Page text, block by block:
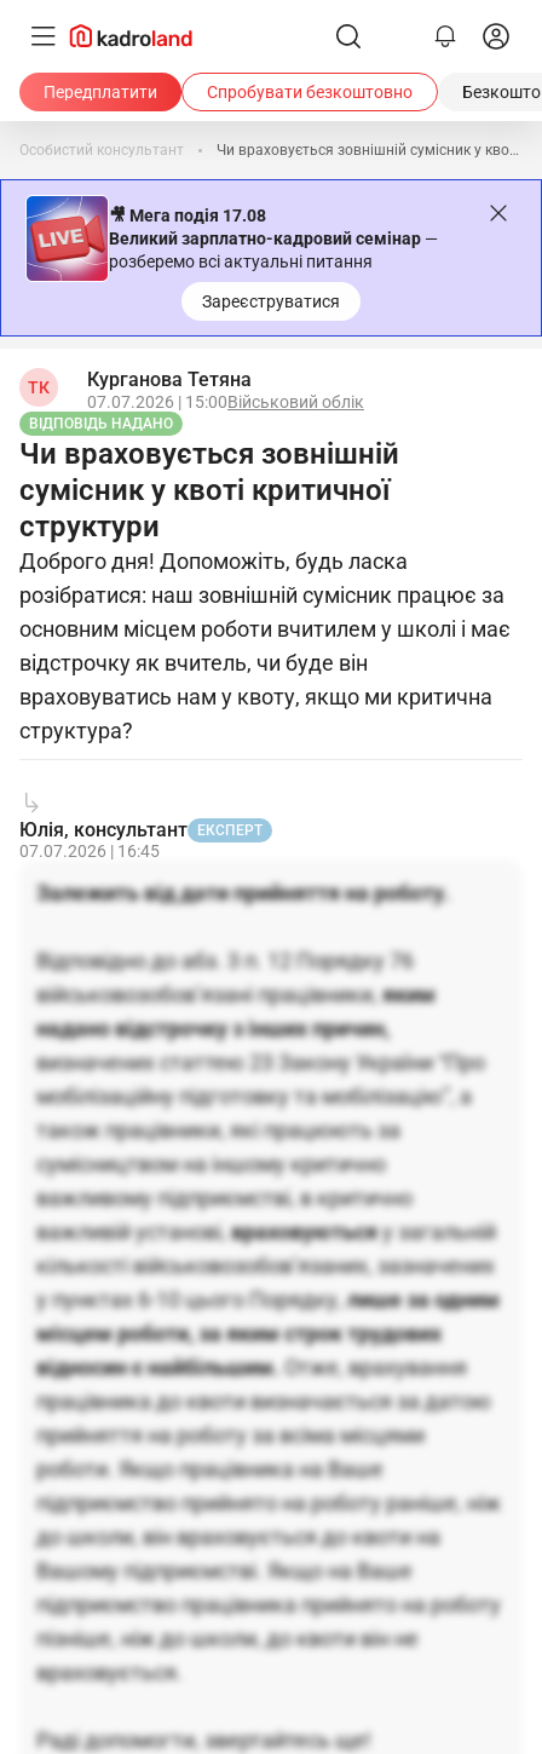
Передплатити Спробувати безкоштовно
Особистий консультант Чи враховується зовнішній сумісник у квоті критичної структури
🎥 Мега подія 17.08
Великий зарплатно-кадровий семінар —
розберемо всі актуальні питання
Зареєструватися
ТК Курганова Тетяна
07.07.2026 | 15:00Військовий облік
ВІДПОВІДЬ НАДАНО
Чи враховується зовнішній
сумісник у квоті критичної
структури
Доброго дня! Допоможіть, будь ласка
розібратися: наш зовнішній сумісник працює за
основним місцем роботи вчитилем у школі і має
відстрочку як вчитель, чи буде він
враховуватись нам у квоту, якщо ми критична
структура?
Юлія, консультант ЕКСПЕРТ
07.07.2026 | 16:45
Залежить від дати прийняття на роботу.
Відповідно до абз. 3 п. 12 Порядку 76
військовозобов’язані працівники,яким
надано відстрочку з інших причин,
визначених статтею 23 Закону України “Про
мобілізаційну підготовку та мобілізацію”, а
також працівники, які працюють за
сумісництвом на іншому критично
важливому підприємстві, в критично
важливій установі,враховуютьсяу загальній
кількості військовозобов’язаних, зазначених
у пунктах 6-10 цього Порядку,лише за одним
місцем роботи, за яким строк трудових
відносин є найбільшим. Отже, врахування
працівника до квоти визначається за датою
прийняття на роботу за всіма місцями
роботи. Якщо працівника на Ваше
підприємство прийнято на роботу раніше, ніж
до школи, він враховується до квоти на
Вашому підприємстві. Якщо на Ваше
підприємство працівника прийнято на роботу
пізніше, ніж до школи, до квоти він не
враховується.
Раді допомогти, звертайтесь ще!